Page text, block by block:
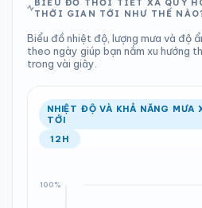
23°C
Ổn định
LƯỢNG MƯA
11.7 mm
Tổng cả ngày
Ổn định
BIỂU ĐỒ THỜI TIẾT XÃ QUÝ
THỜI GIAN TỚI NHƯ THẾ
Biểu đồ nhiệt độ, lượng mưa và độ
theo ngày giúp bạn nắm xu hướng
trong vài giây.
NHIỆT ĐỘ VÀ KHẢ NĂNG MƯA
TỚI
12H